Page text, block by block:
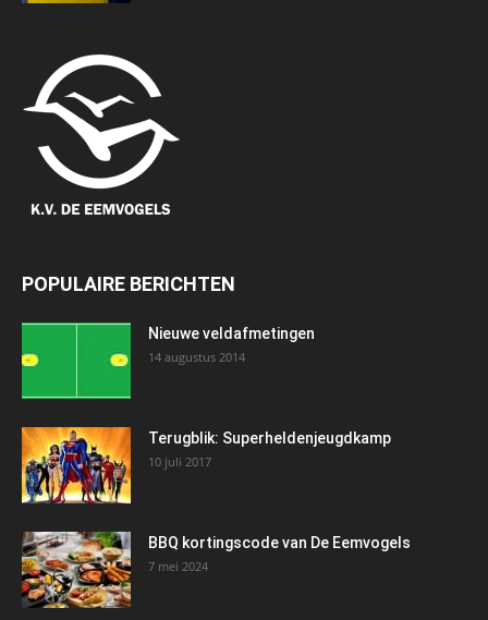
POPULAIRE BERICHTEN
Nieuwe veldafmetingen
14 augustus 2014
Terugblik: Superheldenjeugdkamp
10 juli 2017
BBQ kortingscode van De Eemvogels
7 mei 2024